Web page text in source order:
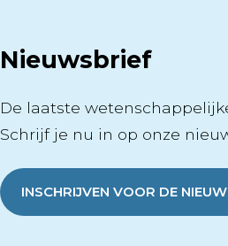
Nieuwsbrief
De laatste
Schrijf je nu in op onze
INSCHRIJVEN VOOR DE